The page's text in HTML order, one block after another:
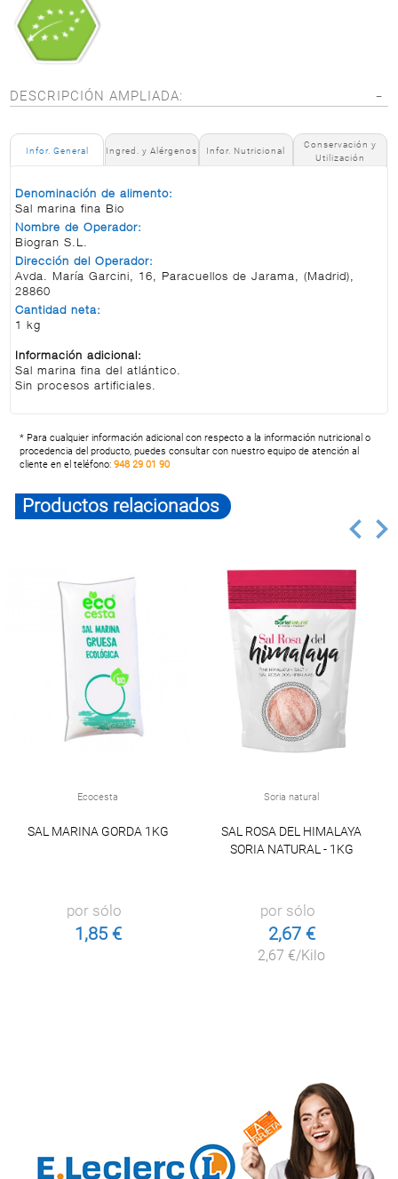
DESCRIPCIÓN AMPLIADA:
Infor. General Ingred. y Alérgenos Infor. Nutricional
Conservación y
Utilización
Denominación de alimento:
Sal marina fina Bio
Nombre de Operador:
Biogran S.L.
Dirección del Operador:
Avda. María Garcini, 16, Paracuellos de Jarama, (Madrid),
28860
Cantidad neta:
1 kg
Información adicional:
Sal marina fina del atlántico.
Sin procesos artificiales.
* Para cualquier información adicional con respecto a la información nutricional o
procedencia del producto, puedes consultar con nuestro equipo de atención al
cliente en el teléfono:948 29 01 90
Productos relacionados
Ecocesta
SAL MARINA GORDA 1KG
por sólo
1,85 €
Soria natural
SAL ROSA DEL HIMALAYA
SORIA NATURAL - 1KG
por sólo
2,67 €
2,67 €/Kilo